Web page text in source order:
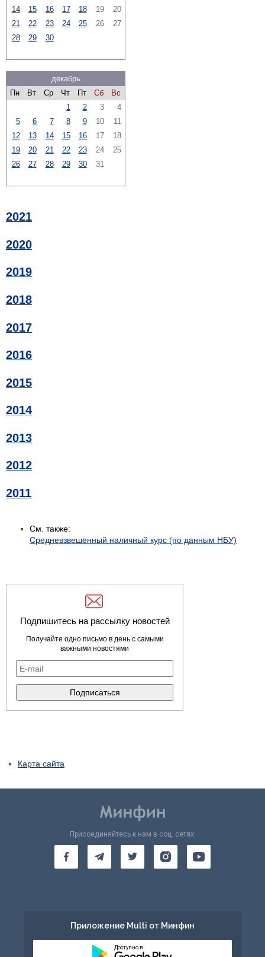
14 15 16 17 18 19
20
21
22 23 24 25 26
27
28
29 30
декабрь
Пн
Вт Ср Чт Пт Сб
Вс
1
2 3
4
5
6 7 8 9 10
11
12
13 14 15 16 17
18
19
20 21 22 23 24
25
26
27 28 29 30 31
2021
2020
2019
2018
2017
2016
2015
2014
2013
2012
2011
См. также:
Средневзвешенный наличный курс (по данным НБУ)
Подпишитесь на рассылку новостей
Получайте одно письмо в день с самыми
важными новостями
Карта сайта
Присоединяйтесь к нам в соц. сетях:
Приложение Multi от Минфин
Доступно в